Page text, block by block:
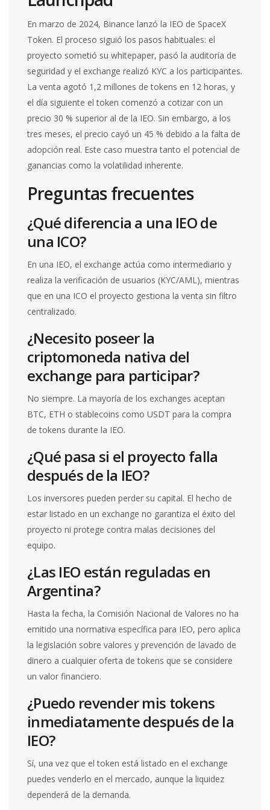
En marzo de 2024, Binance lanzó la IEO de SpaceX
Token. El proceso siguió los pasos habituales: el
proyecto sometió su whitepaper, pasó la auditoría de
seguridad y el exchange realizó KYC a los participantes.
La venta agotó 1,2 millones de tokens en 12 horas, y
el día siguiente el token comenzó a cotizar con un
precio 30 % superior al de la IEO. Sin embargo, a los
tres meses, el precio cayó un 45 % debido a la falta de
adopción real. Este caso muestra tanto el potencial de
ganancias como la volatilidad inherente.
Preguntas frecuentes
¿Qué diferencia a una IEO de
una ICO?
En una IEO, el exchange actúa como intermediario y
realiza la verificación de usuarios (KYC/AML), mientras
que en una ICO el proyecto gestiona la venta sin filtro
centralizado.
¿Necesito poseer la
criptomoneda nativa del
exchange para participar?
No siempre. La mayoría de los exchanges aceptan
BTC, ETH o stablecoins como USDT para la compra
de tokens durante la IEO.
¿Qué pasa si el proyecto falla
después de la IEO?
Los inversores pueden perder su capital. El hecho de
estar listado en un exchange no garantiza el éxito del
proyecto ni protege contra malas decisiones del
equipo.
¿Las IEO están reguladas en
Argentina?
Hasta la fecha, la Comisión Nacional de Valores no ha
emitido una normativa específica para IEO, pero aplica
la legislación sobre valores y prevención de lavado de
dinero a cualquier oferta de tokens que se considere
un valor financiero.
¿Puedo revender mis tokens
inmediatamente después de la
IEO?
Sí, una vez que el token está listado en el exchange
puedes venderlo en el mercado, aunque la liquidez
dependerá de la demanda.